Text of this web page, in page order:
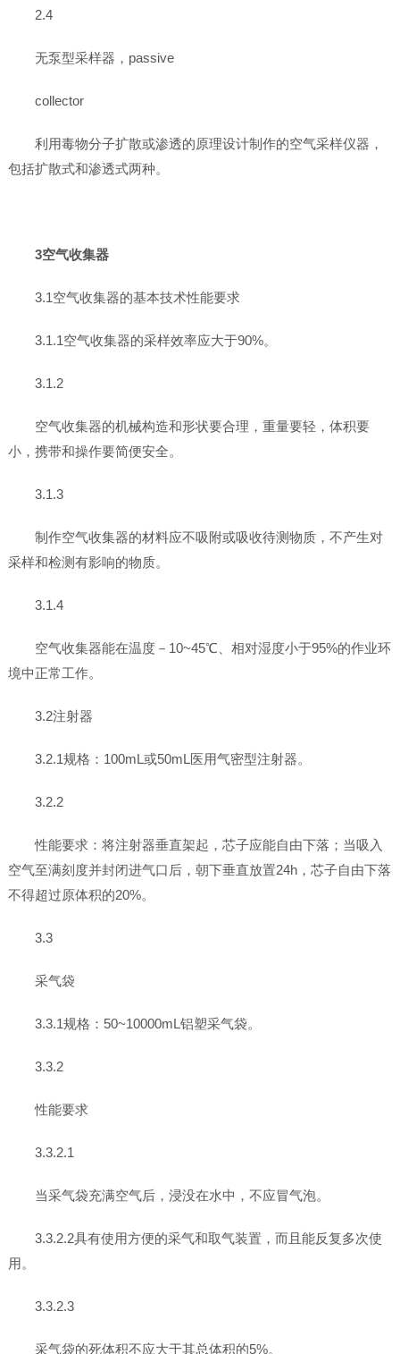
2.4
无泵型采样器，passive
collector
利用毒物分子扩散或渗透的原理设计制作的空气采样仪器，
包括扩散式和渗透式两种。
3空气收集器
3.1空气收集器的基本技术性能要求
3.1.1空气收集器的采样效率应大于90%。
3.1.2
空气收集器的机械构造和形状要合理，重量要轻，体积要
小，携带和操作要简便安全。
3.1.3
制作空气收集器的材料应不吸附或吸收待测物质，不产生对
采样和检测有影响的物质。
3.1.4
空气收集器能在温度－10~45℃、相对湿度小于95%的作业环
境中正常工作。
3.2注射器
3.2.1规格：100mL或50mL医用气密型注射器。
3.2.2
性能要求：将注射器垂直架起，芯子应能自由下落；当吸入
空气至满刻度并封闭进气口后，朝下垂直放置24h，芯子自由下落
不得超过原体积的20%。
3.3
采气袋
3.3.1规格：50~10000mL铝塑采气袋。
3.3.2
性能要求
3.3.2.1
当采气袋充满空气后，浸没在水中，不应冒气泡。
3.3.2.2具有使用方便的采气和取气装置，而且能反复多次使
用。
3.3.2.3
采气袋的死体积不应大于其总体积的5%。